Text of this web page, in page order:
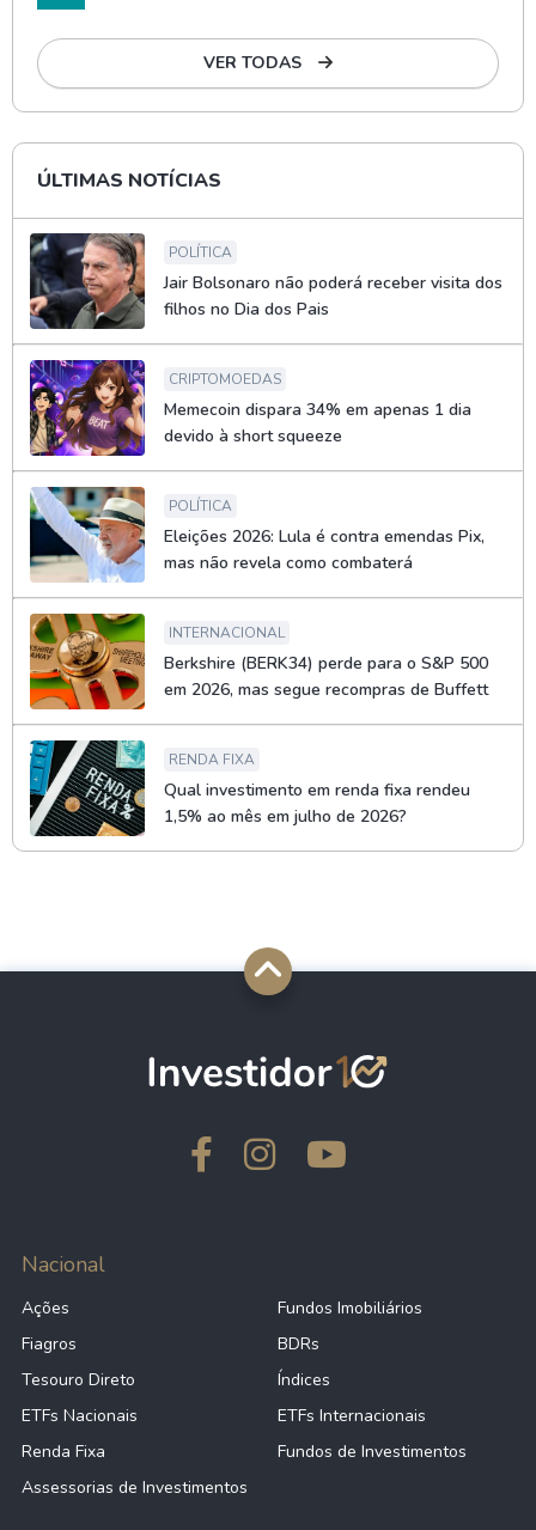
VER TODAS
ÚLTIMAS NOTÍCIAS
POLÍTICA
Jair Bolsonaro não poderá receber visita dos
filhos no Dia dos Pais
CRIPTOMOEDAS
Memecoin dispara 34% em apenas 1 dia
devido à short squeeze
POLÍTICA
Eleições 2026: Lula é contra emendas Pix,
mas não revela como combaterá
INTERNACIONAL
Berkshire (BERK34) perde para o S&P 500
em 2026, mas segue recompras de Buffett
RENDA FIXA
Qual investimento em renda fixa rendeu
1,5% ao mês em julho de 2026?
Nacional
Ações
Fundos Imobiliários
Fiagros
BDRs
Tesouro Direto
Índices
ETFs Nacionais
ETFs Internacionais
Renda Fixa
Fundos de Investimentos
Assessorias de Investimentos